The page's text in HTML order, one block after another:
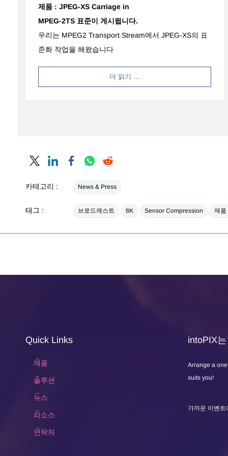
제품 : JPEG-XS Carriage in
MPEG-2TS 표준이 게시됩니다.
우리는 MPEG2 Transport Stream에서 JPEG-XS의 표
준화 작업을 해왔습니다
더 읽기 ...
카테고리 : News & Press
태그 : 브로드캐스트 8K Sensor Compression 제품
Quick Links
제품
솔루션
뉴스
리소스
연락처
intoPIX
Arrange a
suits you!
가까운 이벤트